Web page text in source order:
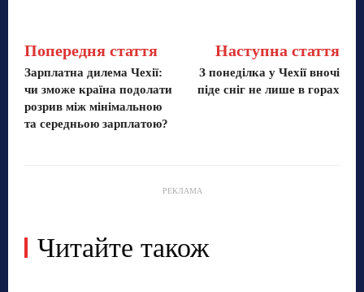
Попередня стаття
Зарплатна дилема Чехії:
чи зможе країна подолати
розрив між мінімальною
та середньою зарплатою?
Наступна стаття
З понеділка у Чехії вночі
піде сніг не лише в горах
РЕКЛАМА
Читайте також